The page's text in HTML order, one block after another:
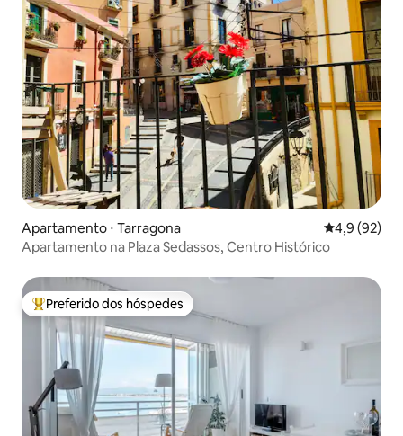
Apartamento ⋅ Tarragona 4,9 de uma
4,9 (92)
Apartamento na Plaza Sedassos, Centro Histórico
Entre os melhores preferidos dos hóspedes
Preferido dos hóspedes